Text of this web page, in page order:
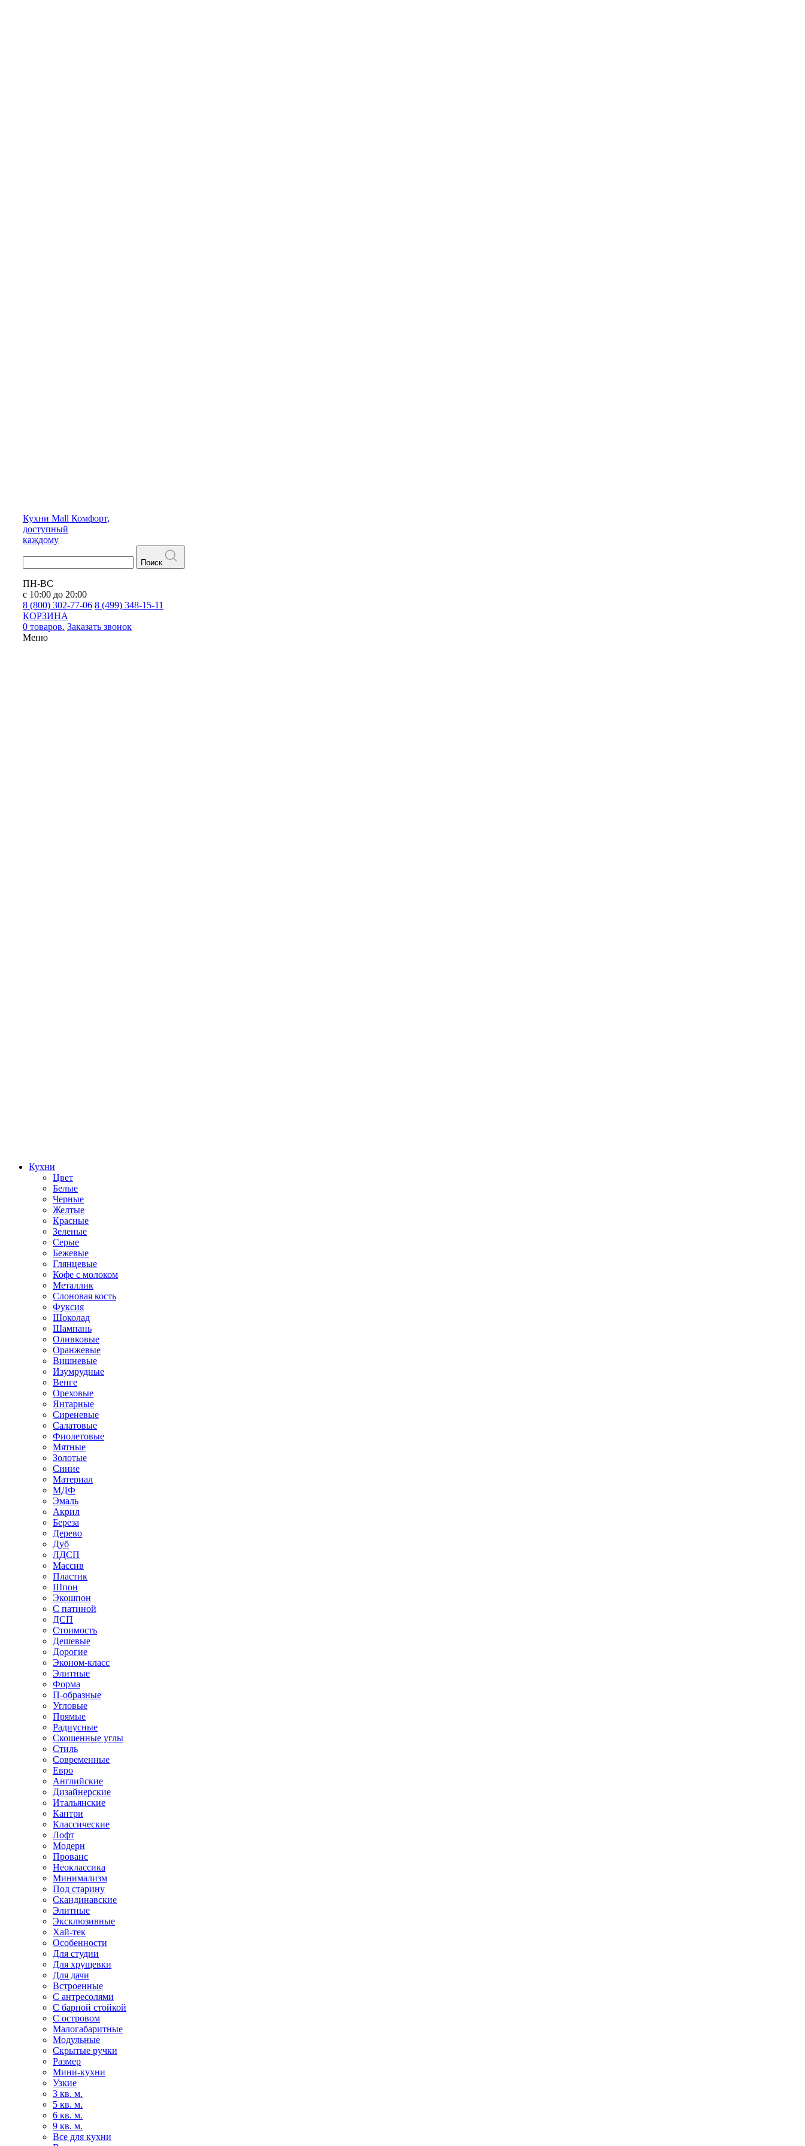
Кухни Mall Комфорт,
доступный
каждому
Поиск
ПН-ВС
с 10:00 до 20:00
8 (800) 302-77-06 8 (499) 348-15-11
КОРЗИНА
0 товаров. Заказать звонок
Меню
Кухни
Цвет
Белые
Черные
Желтые
Красные
Зеленые
Серые
Бежевые
Глянцевые
Кофе с молоком
Металлик
Слоновая кость
Фуксия
Шоколад
Шампань
Оливковые
Оранжевые
Вишневые
Изумрудные
Венге
Ореховые
Янтарные
Сиреневые
Салатовые
Фиолетовые
Мятные
Золотые
Синие
Материал
МДФ
Эмаль
Акрил
Береза
Дерево
Дуб
ЛДСП
Массив
Пластик
Шпон
Экошпон
С патиной
ДСП
Стоимость
Дешевые
Дорогие
Эконом-класс
Элитные
Форма
П-образные
Угловые
Прямые
Радиусные
Скошенные углы
Стиль
Современные
Евро
Английские
Дизайнерские
Итальянские
Кантри
Классические
Лофт
Модерн
Прованс
Неоклассика
Минимализм
Под старину
Скандинавские
Элитные
Эксклюзивные
Хай-тек
Особенности
Для студии
Для хрущевки
Для дачи
Встроенные
С антресолями
С барной стойкой
С островом
Малогабаритные
Модульные
Скрытые ручки
Размер
Мини-кухни
Узкие
3 кв. м.
5 кв. м.
6 кв. м.
9 кв. м.
Все для кухни